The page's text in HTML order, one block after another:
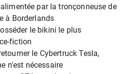
par la tronçonneuse de
à Borderlands
le bikini le plus
fiction
le Cybertruck Tesla,
n'est nécessaire